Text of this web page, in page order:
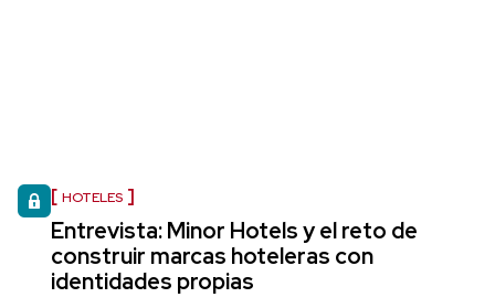
HOTELES
Entrevista: Minor Hotels y el reto de
construir marcas hoteleras con
identidades propias